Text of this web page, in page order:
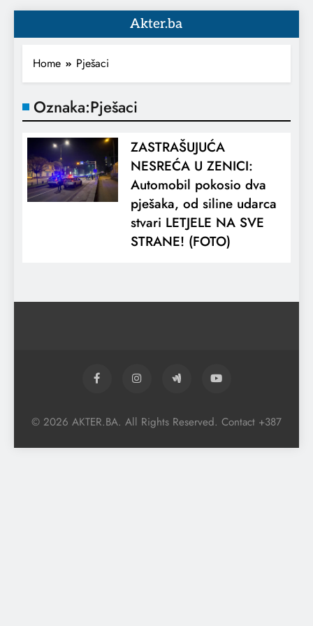
Akter.ba
Home Pješaci
Oznaka:Pješaci
ZASTRAŠUJUĆA
NESREĆA U ZENICI:
Automobil pokosio dva
pješaka, od siline udarca
stvari LETJELE NA SVE
STRANE! (FOTO)
© 2026 AKTER.BA. All Rights Reserved. Contact +387